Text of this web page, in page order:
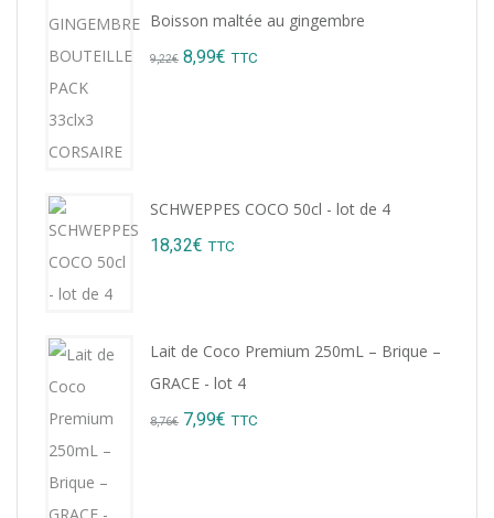
Boisson maltée au gingembre
9,22€ Original
8,99€ Current
TTC
SCHWEPPES COCO 50cl - lot de 4
18,32€ TTC
Lait de Coco Premium 250mL – Brique –
GRACE - lot 4
8,76€ Original
7,99€ Current
TTC